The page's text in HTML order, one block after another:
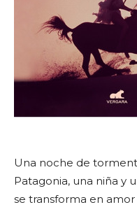
Una noche de
Patagonia, una niña y
se transforma en amor